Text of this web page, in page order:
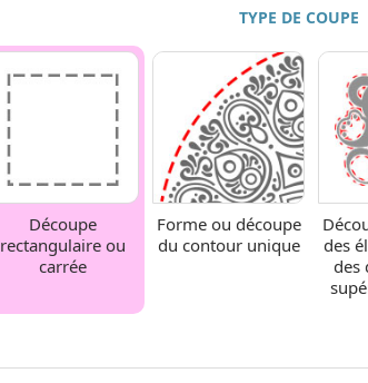
TYPE DE COUPE
Découpe
rectangulaire ou
carrée
Forme ou découpe
du contour unique
des
des